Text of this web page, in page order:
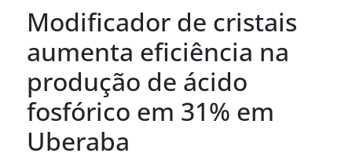
Modificador de cristais
aumenta eficiência na
produção de ácido
fosfórico em 31% em
Uberaba